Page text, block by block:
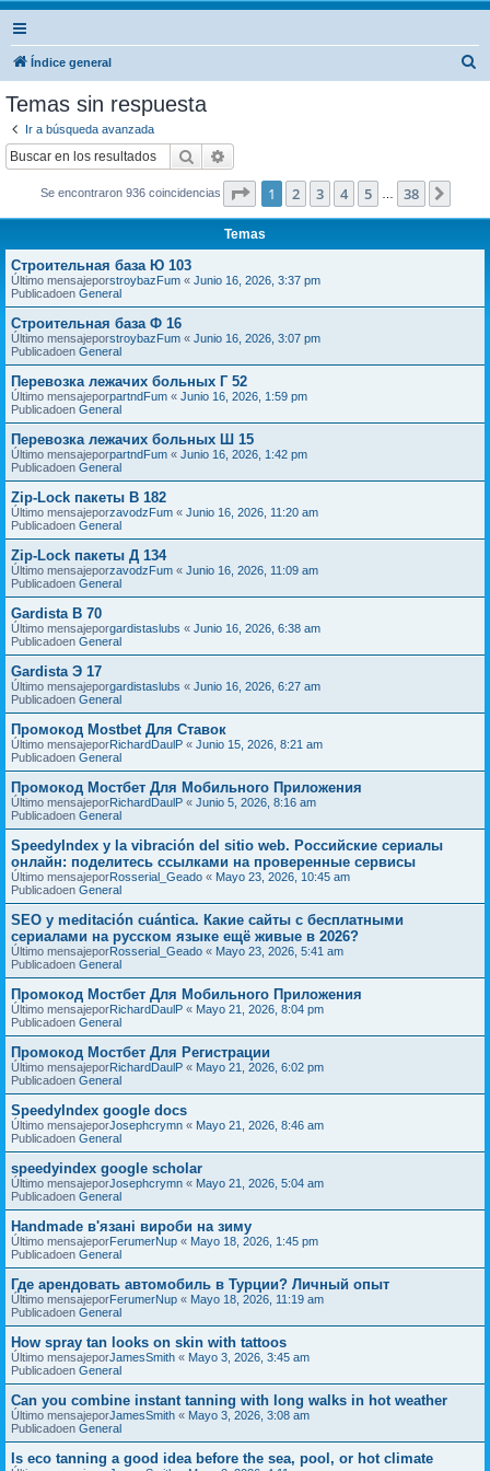
Índice general
Temas sin respuesta
Ir a búsqueda avanzada
Buscar
Se encontraron 936 coincidencias Página de 38
1 2 3 4 5 38
Temas
Строительная база Ю 103
Último mensajeporstroybazFum « Junio 16, 2026, 3:37 pm
Publicadoen General
Строительная база Ф 16
Último mensajeporstroybazFum « Junio 16, 2026, 3:07 pm
Publicadoen General
Перевозка лежачих больных Г 52
Último mensajeporpartndFum « Junio 16, 2026, 1:59 pm
Publicadoen General
Перевозка лежачих больных Ш 15
Último mensajeporpartndFum « Junio 16, 2026, 1:42 pm
Publicadoen General
Zip-Lock пакеты В 182
Último mensajeporzavodzFum « Junio 16, 2026, 11:20 am
Publicadoen General
Zip-Lock пакеты Д 134
Último mensajeporzavodzFum « Junio 16, 2026, 11:09 am
Publicadoen General
Gardista В 70
Último mensajeporgardistaslubs « Junio 16, 2026, 6:38 am
Publicadoen General
Gardista Э 17
Último mensajeporgardistaslubs « Junio 16, 2026, 6:27 am
Publicadoen General
Промокод Mostbet Для Ставок
Último mensajeporRichardDaulP « Junio 15, 2026, 8:21 am
Publicadoen General
Промокод Мостбет Для Мобильного Приложения
Último mensajeporRichardDaulP « Junio 5, 2026, 8:16 am
Publicadoen General
SpeedyIndex y la vibración del sitio web. Российские сериалы
онлайн: поделитесь ссылками на проверенные сервисы
Último mensajeporRosserial_Geado « Mayo 23, 2026, 10:45 am
Publicadoen General
SEO y meditación cuántica. Какие сайты с бесплатными
сериалами на русском языке ещё живые в 2026?
Último mensajeporRosserial_Geado « Mayo 23, 2026, 5:41 am
Publicadoen General
Промокод Мостбет Для Мобильного Приложения
Último mensajeporRichardDaulP « Mayo 21, 2026, 8:04 pm
Publicadoen General
Промокод Мостбет Для Регистрации
Último mensajeporRichardDaulP « Mayo 21, 2026, 6:02 pm
Publicadoen General
SpeedyIndex google docs
Último mensajeporJosephcrymn « Mayo 21, 2026, 8:46 am
Publicadoen General
speedyindex google scholar
Último mensajeporJosephcrymn « Mayo 21, 2026, 5:04 am
Publicadoen General
Handmade в'язані вироби на зиму
Último mensajeporFerumerNup « Mayo 18, 2026, 1:45 pm
Publicadoen General
Где арендовать автомобиль в Турции? Личный опыт
Último mensajeporFerumerNup « Mayo 18, 2026, 11:19 am
Publicadoen General
How spray tan looks on skin with tattoos
Último mensajeporJamesSmith « Mayo 3, 2026, 3:45 am
Publicadoen General
Can you combine instant tanning with long walks in hot weather
Último mensajeporJamesSmith « Mayo 3, 2026, 3:08 am
Publicadoen General
Is eco tanning a good idea before the sea, pool, or hot climate